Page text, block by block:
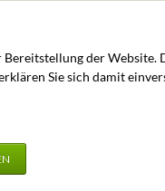
Bereitstellung der Website.
Sie sich damit